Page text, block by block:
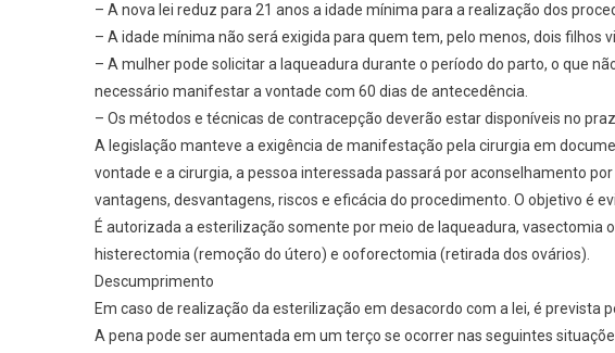
– A nova lei reduz para 21 anos a idade mínima para a realização dos
– A idade mínima não será exigida para quem tem, pelo menos, dois filhos
– A mulher pode solicitar a laqueadura durante o período do parto, o que
necessário manifestar a vontade com 60 dias de antecedência.
– Os métodos e técnicas de contracepção deverão estar disponíveis no
A legislação manteve a exigência de manifestação pela cirurgia em
vontade e a cirurgia, a pessoa interessada passará por aconselhamento
vantagens, desvantagens, riscos e eficácia do procedimento. O objetivo é
É autorizada a esterilização somente por meio de laqueadura, vasectomia
histerectomia (remoção do útero) e ooforectomia (retirada dos ovários).
Descumprimento
Em caso de realização da esterilização em desacordo com a lei, é prevista
A pena pode ser aumentada em um terço se ocorrer nas seguintes